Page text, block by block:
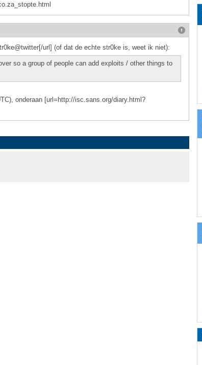
url] (of dat de echte str0ke is, weet ik niet):
so a group of people can add exploits / other things to
onderaan [url=http://isc.sans.org/diary.html?